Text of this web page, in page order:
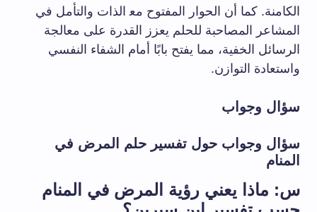
الكامنة. كما أن الحوار المفتوح مع‍ الذات​ والتأمل في
المشاعر المصاحبة للحلم يعزز القدرة على ⁤معالجة
الرسائل الخفية، مما يفتح بابًا أمام ‌الشفاء النفسي
واستعادة‍ التوازن.
سؤال وجواب
سؤال وجواب حول ⁣تفسير حلم المرض ​في
المنام
س: ماذا يعني رؤية​ المرض في المنام